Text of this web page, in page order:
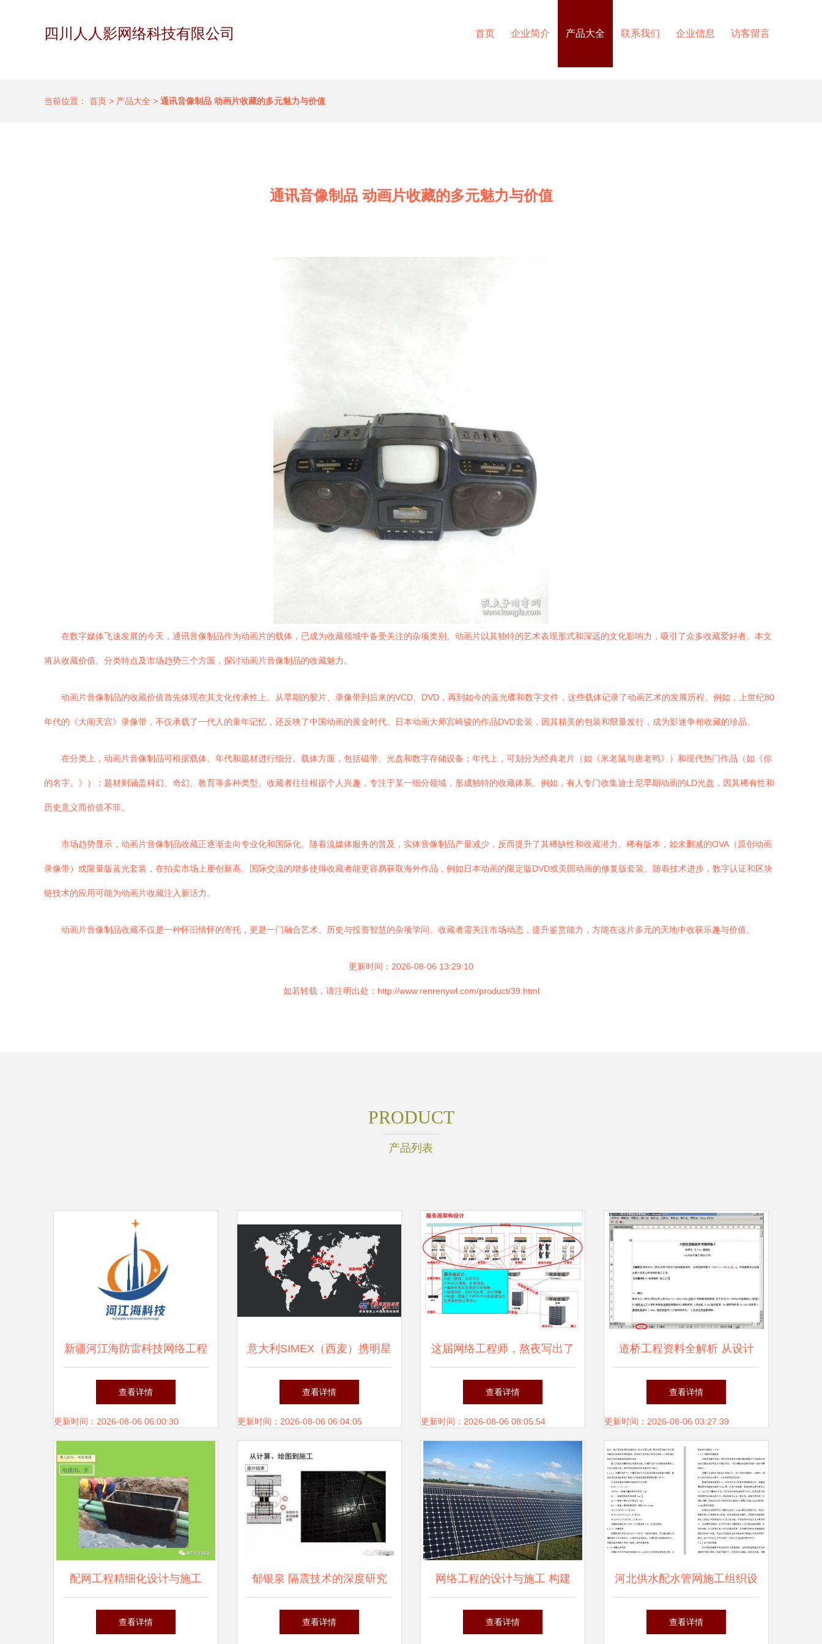
四川人人影网络科技有限公司 首页 企业简介 产品大全 联系我们 企业信息 访客留言
当前位置： 首页 > 产品大全 > 通讯音像制品 动画片收藏的多元魅力与价值
通讯音像制品 动画片收藏的多元魅力与价值
在数字媒体飞速发展的今天，通讯音像制品作为动画片的载体，已成为收藏领域中备受关注的杂项类别。动画片以其独特的艺术表现形式和深远的文化影响力，吸引了众多收藏爱好者。本文
将从收藏价值、分类特点及市场趋势三个方面，探讨动画片音像制品的收藏魅力。
动画片音像制品的收藏价值首先体现在其文化传承性上。从早期的胶片、录像带到后来的VCD、DVD，再到如今的蓝光碟和数字文件，这些载体记录了动画艺术的发展历程。例如，上世纪80
年代的《大闹天宫》录像带，不仅承载了一代人的童年记忆，还反映了中国动画的黄金时代。日本动画大师宫崎骏的作品DVD套装，因其精美的包装和限量发行，成为影迷争相收藏的珍品。
在分类上，动画片音像制品可根据载体、年代和题材进行细分。载体方面，包括磁带、光盘和数字存储设备；年代上，可划分为经典老片（如《米老鼠与唐老鸭》）和现代热门作品（如《你
的名字。》）；题材则涵盖科幻、奇幻、教育等多种类型。收藏者往往根据个人兴趣，专注于某一细分领域，形成独特的收藏体系。例如，有人专门收集迪士尼早期动画的LD光盘，因其稀有性和
历史意义而价值不菲。
市场趋势显示，动画片音像制品收藏正逐渐走向专业化和国际化。随着流媒体服务的普及，实体音像制品产量减少，反而提升了其稀缺性和收藏潜力。稀有版本，如未删减的OVA（原创动画
录像带）或限量版蓝光套装，在拍卖市场上屡创新高。国际交流的增多使得收藏者能更容易获取海外作品，例如日本动画的限定版DVD或美国动画的修复版套装。随着技术进步，数字认证和区块
链技术的应用可能为动画片收藏注入新活力。
动画片音像制品收藏不仅是一种怀旧情怀的寄托，更是一门融合艺术、历史与投资智慧的杂项学问。收藏者需关注市场动态，提升鉴赏能力，方能在这片多元的天地中收获乐趣与价值。
更新时间：2026-08-06 13:29:10
如若转载，请注明出处：http://www.renrenywl.com/product/39.html
PRODUCT
产品列表
新疆河江海防雷科技网络工程
的设计与施工要点解析
查看详情
更新时间：2026-08-06 06:00:30
意大利SIMEX（西麦）携明星
属具亮相2023全球微挖大会，
引领微型挖掘机属具技术创新
与网络工程高效施工新趋势
查看详情
更新时间：2026-08-06 06:04:05
这届网络工程师，熬夜写出了
最狠的IT基础建设规划方案
查看详情
更新时间：2026-08-06 08:05:54
道桥工程资料全解析 从设计
图纸到施工组织的核心资源与
应用
查看详情
更新时间：2026-08-06 03:27:39
配网工程精细化设计与施工
构建安全高效电力网络的关键
查看详情
郁银泉 隔震技术的深度研究
与工程实践探索
查看详情
网络工程的设计与施工 构建
高效可靠的信息高速公路
查看详情
河北供水配水管网施工组织设
计方案与网络工程的设计与施
查看详情